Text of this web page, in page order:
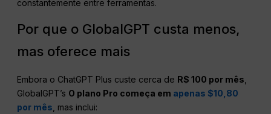
constantemente entre ferramentas.
Por que o GlobalGPT custa menos,
mas oferece mais
Embora o ChatGPT Plus custe cerca de R$ 100 por mês
GlobalGPT’s O plano Pro começa em apenas $10,80
por mês , mas inclui: